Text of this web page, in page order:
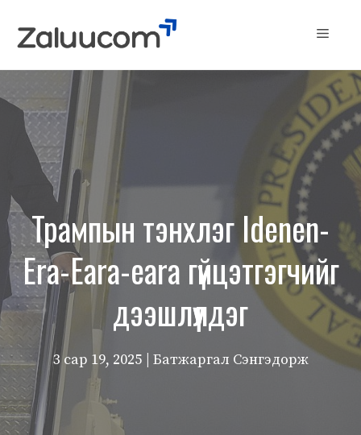
Menu
Трампын тэнхлэг Idenen-
Era-Eara-eara гүйцэтгэгчийг
дээшлүүлдэг
3 сар 19, 2025 | Батжаргал Сэнгэдорж